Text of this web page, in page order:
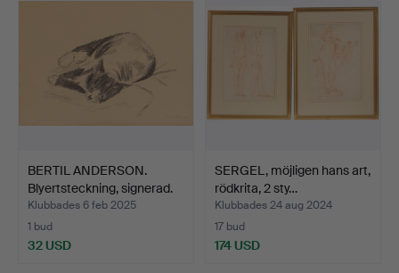
BERTIL ANDERSON.
Blyertsteckning, signerad.
Klubbades 6 feb 2025
1 bud
32 USD
SERGEL, möjligen hans art,
rödkrita, 2 sty…
Klubbades 24 aug 2024
17 bud
174 USD